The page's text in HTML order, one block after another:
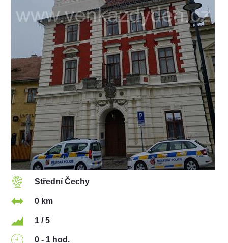
Střední Čechy
0 km
1 / 5
0 - 1 hod.